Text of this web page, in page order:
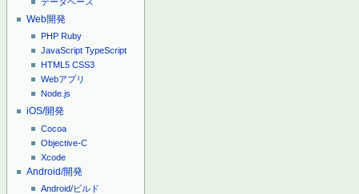
データベース
Web開発
PHP Ruby
JavaScript TypeScript
HTML5 CSS3
Webアプリ
Node.js
iOS/開発
Cocoa
Objective-C
Xcode
Android/開発
Android/ビルド